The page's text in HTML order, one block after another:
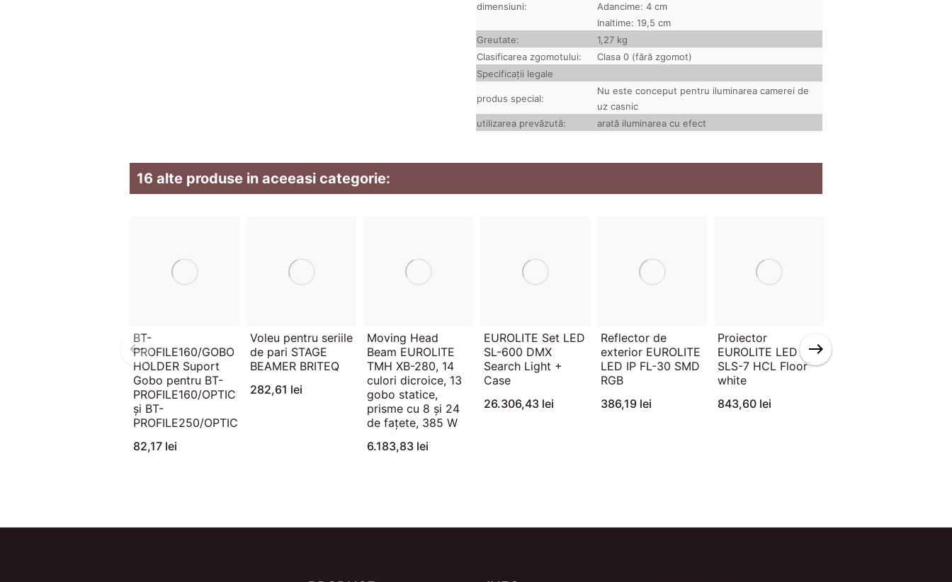
dimensiuni:
Adancime: 4 cm
Inaltime: 19,5 cm
Greutate:
1,27 kg
Clasificarea zgomotului:
Clasa 0 (fără zgomot)
Specificații legale
produs special:
Nu este conceput pentru iluminarea camerei de
uz casnic
utilizarea prevăzută:
arată iluminarea cu efect
16 alte produse in aceeasi categorie:
BT-
PROFILE160/GOBO
HOLDER Suport
Gobo pentru BT-
PROFILE160/OPTIC
și BT-
PROFILE250/OPTIC
82,17 lei
Voleu pentru seriile
de pari STAGE
BEAMER BRITEQ
282,61 lei
Moving Head
Beam EUROLITE
TMH XB-280, 14
culori dicroice, 13
gobo statice,
prisme cu 8 și 24
de fațete, 385 W
6.183,83 lei
EUROLITE Set LED
SL-600 DMX
Search Light +
Case
26.306,43 lei
Reflector de
exterior EUROLITE
LED IP FL-30 SMD
RGB
386,19 lei
Proiector
EUROLITE LED
SLS-7 HCL Floor
white
843,60 lei